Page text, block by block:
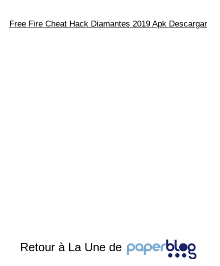
Free Fire Cheat Hack Diamantes 2019 Apk Descargar
Retour à La Une de